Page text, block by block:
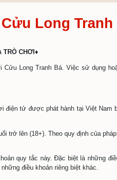
Chơi 9D -
♦QUY TẮC CỦA
tham gia vào trò chơi
này: